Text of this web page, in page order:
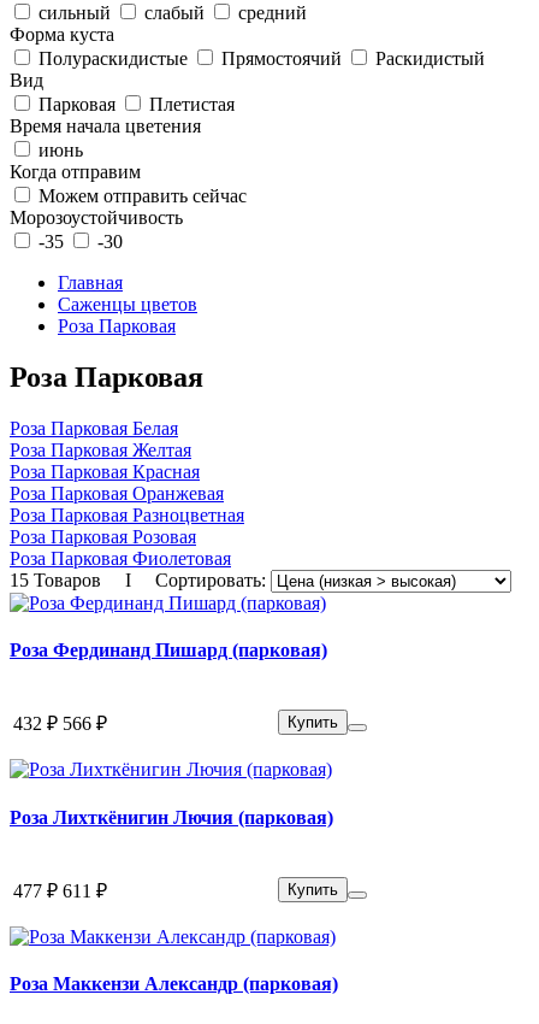
сильный
слабый
средний
Форма куста
Полураскидистые
Прямостоячий
Раскидистый
Вид
Парковая
Плетистая
Время начала цветения
июнь
Когда отправим
Можем отправить сейчас
Морозоустойчивость
-35
-30
Главная
Саженцы цветов
Роза Парковая
Роза Парковая
Роза Парковая Белая
Роза Парковая Желтая
Роза Парковая Красная
Роза Парковая Оранжевая
Роза Парковая Разноцветная
Роза Парковая Розовая
Роза Парковая Фиолетовая
15 Товаров I Сортировать:
Роза Фердинанд Пишард (парковая)
432 ₽ 566 ₽ Купить
Роза Лихткёнигин Лючия (парковая)
477 ₽ 611 ₽ Купить
Роза Маккензи Александр (парковая)